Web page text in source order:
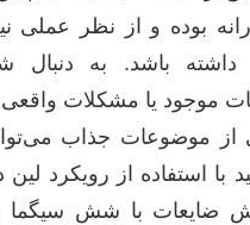
بوده و از نظر عملی
داشته باشد. به دنبال
موجود یا مشکلات
از موضوعات جذاب
با استفاده از رویکرد
ضایعات با شش سیگما